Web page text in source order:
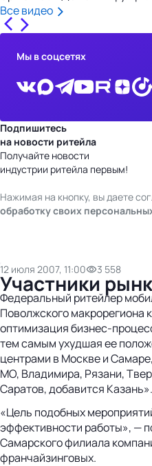
Все видео
Мы в соцсетях
Подпишитесь
на новости ритейла
Получайте новости
индустрии ритейла первым!
Нажимая на кнопку, вы даете
обработку своих
12 июля 2007, 11:00 3 558
Участники
Федеральный ритейлер
Поволжского макрорегиона
оптимизация бизнес-
тем самым ухудшая ее
центрами в Москве и
МО, Владимира, Рязани,
Саратов, добавится
«Цель подобных
эффективности работы», —
Самарского филиала
франчайзинговых.